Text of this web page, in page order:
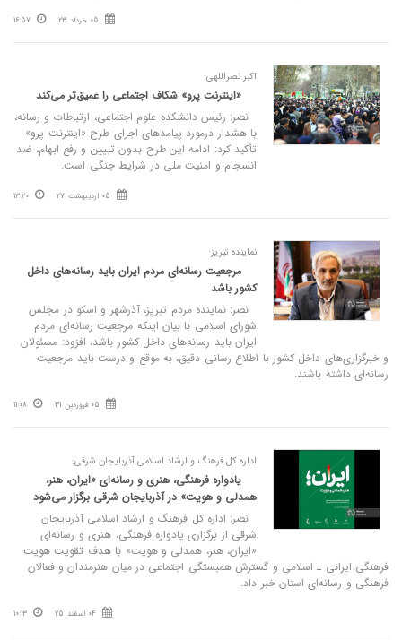
05 خرداد 23 16:57
اکبر نصراللهی:
«اینترنت پرو» شکاف اجتماعی را عمیق‌تر می‌کند
نصر: رئیس دانشکده علوم اجتماعی، ارتباطات و رسانه،
با هشدار درمورد پیامدهای اجرای طرح «اینترنت پرو»
تأکید کرد: ادامه این طرح بدون تبیین و رفع ابهام، ضد
انسجام و امنیت ملی در شرایط جنگی است.
05 اردیبهشت 27 13:20
نماینده تبریز:
مرجعیت رسانه‌ای مردم ایران باید رسانه‌های داخل
کشور باشد
نصر: نماینده مردم تبریز، آذرشهر و اسکو در مجلس
شورای اسلامی با بیان اینکه مرجعیت رسانه‌ای مردم
ایران باید رسانه‌های داخل کشور باشد، افزود: مسئولان
و خبرگزاری‌های داخل کشور با اطلاع رسانی دقیق، به موقع و درست باید مرجعیت
رسانه‌ای داشته باشند.
05 فروردین 31 11:08
اداره کل فرهنگ و ارشاد اسلامی آذربایجان شرقی:
یادواره فرهنگی، هنری و رسانه‌ای «ایران، هنر،
همدلی و هویت» در آذربایجان شرقی برگزار می‌شود
نصر: اداره کل فرهنگ و ارشاد اسلامی آذربایجان
شرقی از برگزاری یادواره فرهنگی، هنری و رسانه‌ای
«ایران، هنر، همدلی و هویت» با هدف تقویت هویت
فرهنگی ایرانی ـ اسلامی و گسترش همبستگی اجتماعی در میان هنرمندان و فعالان
فرهنگی و رسانه‌ای استان خبر داد.
04 اسفند 25 10:13